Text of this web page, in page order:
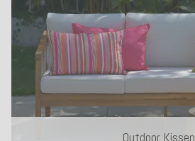
Outdoor Kissen